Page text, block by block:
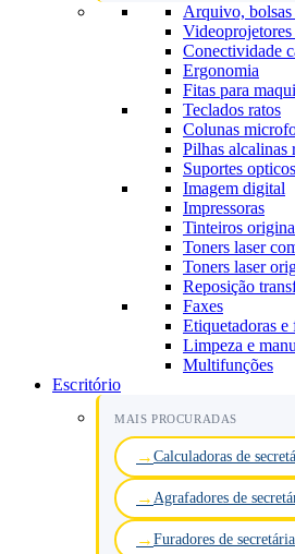
Arquivo, bolsas
Videoprojetores
Conectividade
Ergonomia
Fitas para
Teclados ratos
Colunas
Pilhas alcalinas
Suportes
Imagem digital
Impressoras
Tinteiros
Toners laser
Toners laser
Reposição
Faxes
Etiquetadoras e
Limpeza e
Multifunções
Escritório
MAIS PROCURADAS
Calculadoras de
Agrafadores de
Furadores de secretária